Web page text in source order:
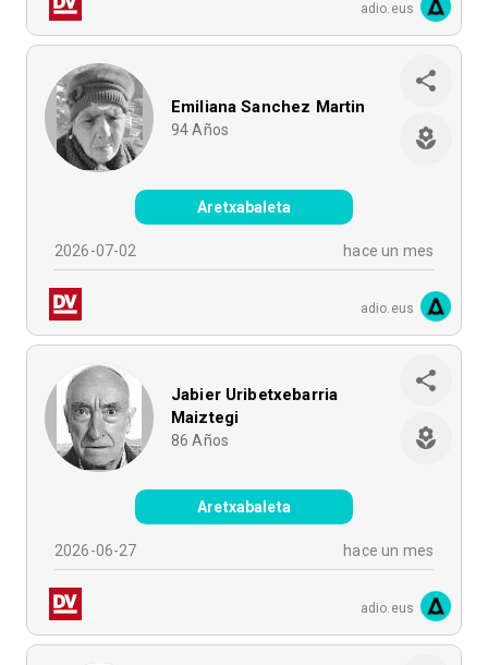
adio.eus
Emiliana Sanchez Martin
94 Años
Aretxabaleta
2026-07-02 hace un mes
adio.eus
Jabier Uribetxebarria
Maiztegi
86 Años
Aretxabaleta
2026-06-27 hace un mes
adio.eus